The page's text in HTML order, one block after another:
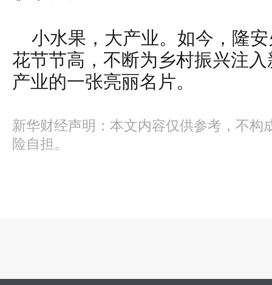
小水果，大产业。如今，隆
花节节高，不断为乡村振兴注
产业的一张亮丽名片。
新华财经声明：本文内容仅供参考，不构
险自担。